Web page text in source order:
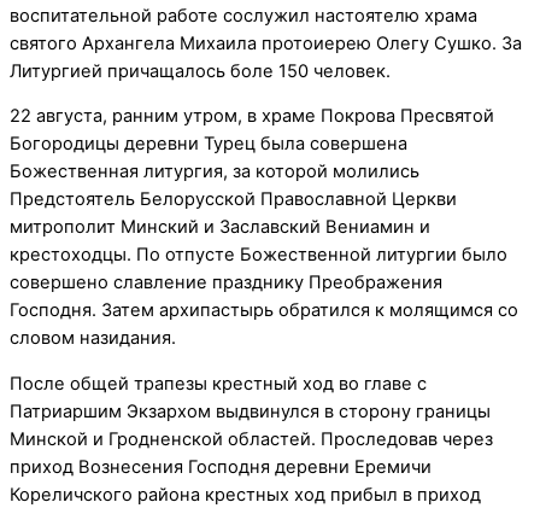
воспитательной работе сослужил настоятелю храма
святого Архангела Михаила протоиерею Олегу Сушко. За
Литургией причащалось боле 150 человек.
22 августа, ранним утром, в храме Покрова Пресвятой
Богородицы деревни Турец была совершена
Божественная литургия, за которой молились
Предстоятель Белорусской Православной Церкви
митрополит Минский и Заславский Вениамин и
крестоходцы. По отпусте Божественной литургии было
совершено славление празднику Преображения
Господня. Затем архипастырь обратился к молящимся со
словом назидания.
После общей трапезы крестный ход во главе с
Патриаршим Экзархом выдвинулся в сторону границы
Минской и Гродненской областей. Проследовав через
приход Вознесения Господня деревни Еремичи
Кореличского района крестных ход прибыл в приход